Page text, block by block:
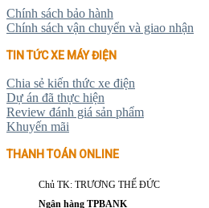
Chính sách bảo hành
Chính sách vận chuyển và giao nhận
TIN TỨC XE MÁY ĐIỆN
Chia sẻ kiến thức xe điện
Dự án đã thực hiện
Review đánh giá sản phẩm
Khuyến mãi
THANH TOÁN ONLINE
Chủ TK: TRƯƠNG THẾ ĐỨC
Ngân hàng TPBANK